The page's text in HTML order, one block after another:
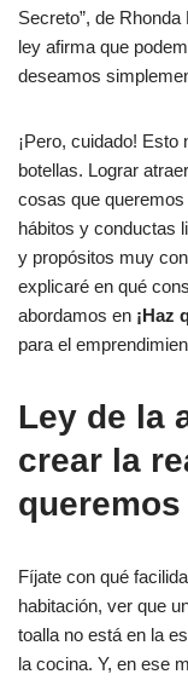
Secreto”, de
ley afirma que
deseamos
¡Pero, cuidado!
botellas. Lograr
cosas que
hábitos y conductas
y propósitos muy
explicaré en qué
abordamos en ¡Haz
para el
Ley de la
crear la
queremos
Fíjate con qué
habitación, ver que
toalla no está en la
la cocina. Y, en ese